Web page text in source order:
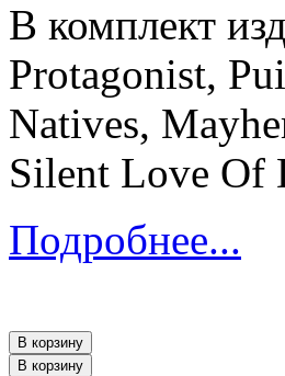
В комплект
Protagonist,
Natives,
Silent Love Of
Подробнее...
В корзину
В корзину